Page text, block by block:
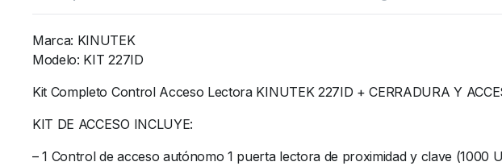
Marca: KINUTEK
Modelo: KIT 227ID
Kit Completo Control Acceso Lectora KINUTEK 227ID + CERRADURA Y
KIT DE ACCESO INCLUYE:
– 1 Control de acceso autónomo 1 puerta lectora de proximidad y clave (1000